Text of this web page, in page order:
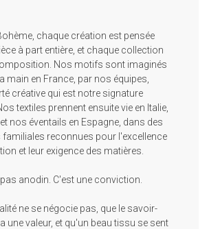
chaque création est pensée
à part entière, et chaque collection
Nos motifs sont imaginés
main en France, par nos équipes,
créative qui est notre signature
textiles prennent ensuite vie en Italie,
nos éventails en Espagne, dans des
reconnues pour l'excellence
et leur exigence des matières.
anodin. C'est une conviction.
ne se négocie pas, que le savoir-
une valeur, et qu'un beau tissu se sent